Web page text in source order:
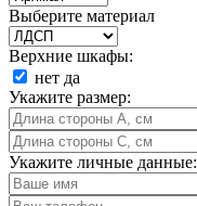
Выберите материал
Верхние шкафы:
нет да
Укажите размер:
Укажите личные данные: